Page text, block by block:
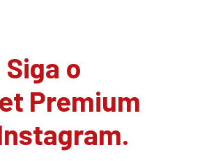
Siga o
Premium